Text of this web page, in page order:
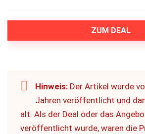
ZUM DEAL
Hinweis: Der Artikel wurde
Jahren veröffentlicht und
alt. Als der Deal oder das
veröffentlicht wurde, waren die